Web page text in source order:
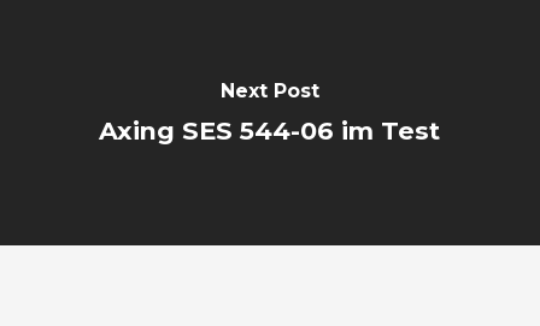
Next Post
Axing SES 544-06 im Test